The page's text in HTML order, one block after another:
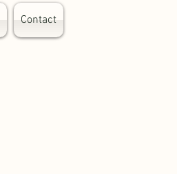
Contact